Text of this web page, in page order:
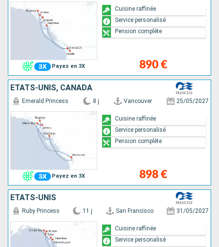
Payez en 3X 890 €
Cuisine raffinée
Service personalisé
Pension complète
ÉTATS-UNIS, CANADA
Payez en 3X
Emerald Princess 8 j Vancouver 25/05/2027
898 €
Cuisine raffinée
Service personalisé
Pension complète
ÉTATS-UNIS
Ruby Princess 11 j San Francisco 31/05/2027
Cuisine raffinée
Service personalisé